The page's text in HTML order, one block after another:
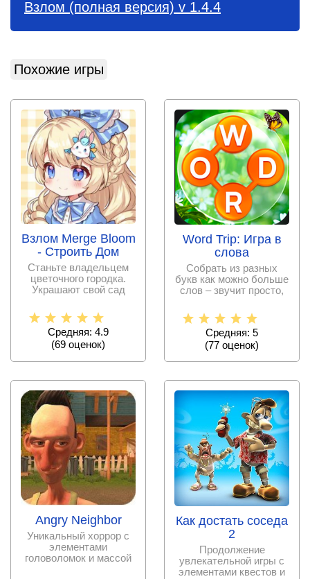
Взлом (полная версия) v 1.4.4
Похожие игры
Взлом Merge Bloom
- Строить Дом
Станьте владельцем
цветочного городка.
Украшают свой сад
весело
Средняя: 4.9
(69 оценок)
Word Trip: Игра в
слова
Собрать из разных
букв как можно больше
слов – звучит просто,
Средняя: 5
(77 оценок)
Angry Neighbor
Уникальный хоррор с
элементами
головоломок и массой
Как достать соседа
2
Продолжение
увлекательной игры с
элементами квестов и